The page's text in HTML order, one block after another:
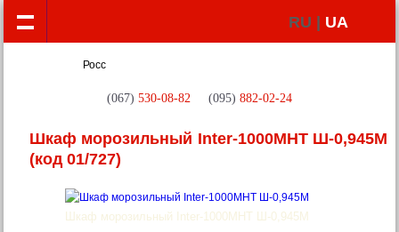
RU | UA
(067) 530-08-82 (095) 882-02-24
Шкаф морозильный Inter-1000МНТ Ш-0,945М
(код 01/727)
Шкаф морозильный Inter-1000МНТ Ш-0,945М